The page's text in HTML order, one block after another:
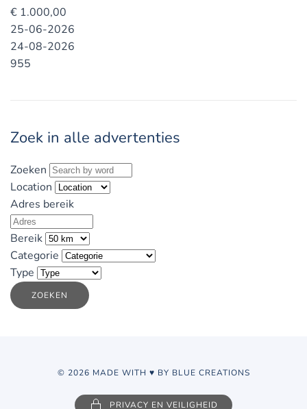
€ 1.000,00
25-06-2026
24-08-2026
955
Zoek in alle advertenties
Zoeken
Location
Adres bereik
Bereik
Categorie
Type
ZOEKEN
© 2026 MADE WITH ♥ BY BLUE CREATIONS
PRIVACY EN VEILIGHEID